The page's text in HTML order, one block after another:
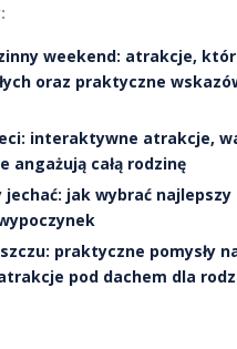
weekend: atrakcje,
oraz praktyczne
interaktywne atrakcje,
angażują całą rodzinę
jak wybrać najlepszy
praktyczne pomysły
pod dachem dla